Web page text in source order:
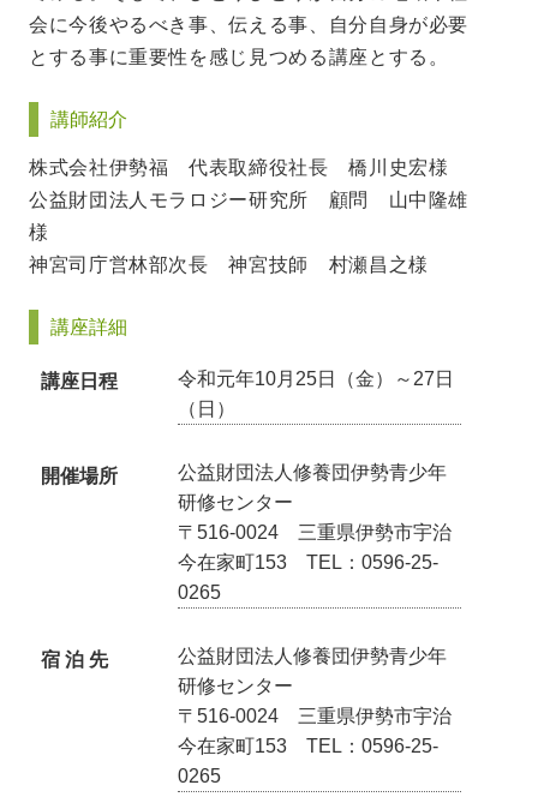
会に今後やるべき事、伝える事、自分自身が必要
とする事に重要性を感じ見つめる講座とする。
講師紹介
株式会社伊勢福 代表取締役社長 橋川史宏様
公益財団法人モラロジー研究所 顧問 山中隆雄
様
神宮司庁営林部次長 神宮技師 村瀬昌之様
講座詳細
講座日程
令和元年10月25日（金）～27日
（日）
開催場所
公益財団法人修養団伊勢青少年
研修センター
〒516-0024 三重県伊勢市宇治
今在家町153 TEL：0596-25-
0265
宿 泊 先
公益財団法人修養団伊勢青少年
研修センター
〒516-0024 三重県伊勢市宇治
今在家町153 TEL：0596-25-
0265